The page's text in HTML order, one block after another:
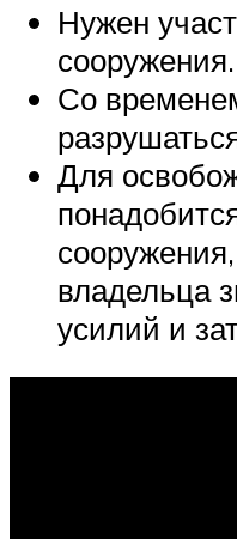
Нужен
сооружения.
Со
Для
владельца
усилий и